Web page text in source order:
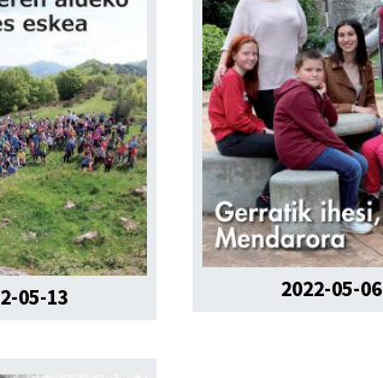
05-13 2022-05-06